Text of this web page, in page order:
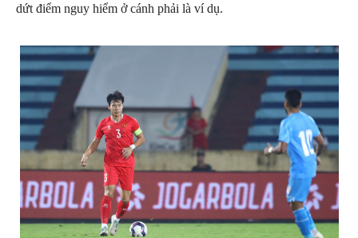
dứt điểm nguy hiểm ở cánh phải là ví dụ.